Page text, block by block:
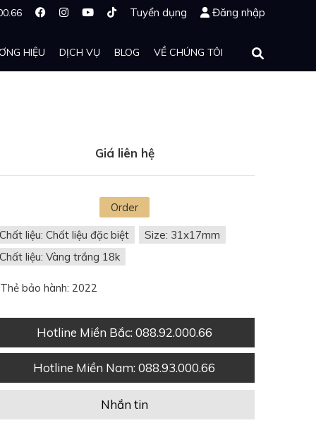
Tuyển dụng Đăng nhập
HIỆU DỊCH VỤ BLOG VỀ CHÚNG TÔI
Giá liên hệ
Order
Chất liệu: Chất liệu đặc biệt
Size: 31x17mm
Chất liệu: Vàng trắng 18k
Thẻ bảo hành: 2022
Hotline Miền Bắc: 088.92.000.66
Hotline Miền Nam: 088.93.000.66
Nhắn tin